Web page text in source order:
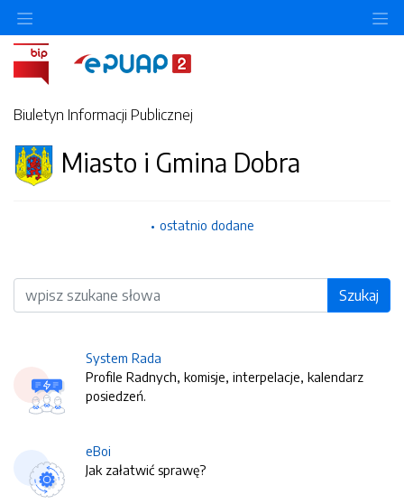
Biuletyn Informacji Publicznej
Miasto i Gmina Dobra
ostatnio dodane
Wyszukiwarka Szukaj
System Rada
Profile Radnych, komisje, interpelacje, kalendarz
posiedzeń.
eBoi
Jak załatwić sprawę?